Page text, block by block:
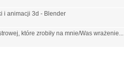
i animacji 3d - Blender
które zrobiły na mnie/Was wrażenie...